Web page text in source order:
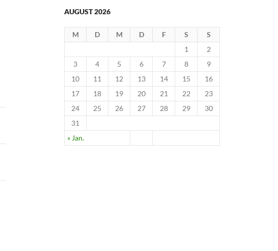
AUGUST 2026
M D M D F S S
« Jan.
1
2
3
4 5 6 7 8
9
10
11 12 13 14 15
16
17
18 19 20 21 22
23
24
25 26 27 28 29
30
31